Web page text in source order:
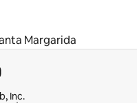
Margarida
Inc.